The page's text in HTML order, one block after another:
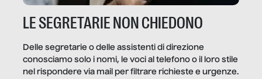
LE SEGRETARIE NON CHIEDONO
Delle segretarie o delle assistenti di direzione
conosciamo solo i nomi, le voci al telefono o il loro stile
nel rispondere via mail per filtrare richieste e urgenze.